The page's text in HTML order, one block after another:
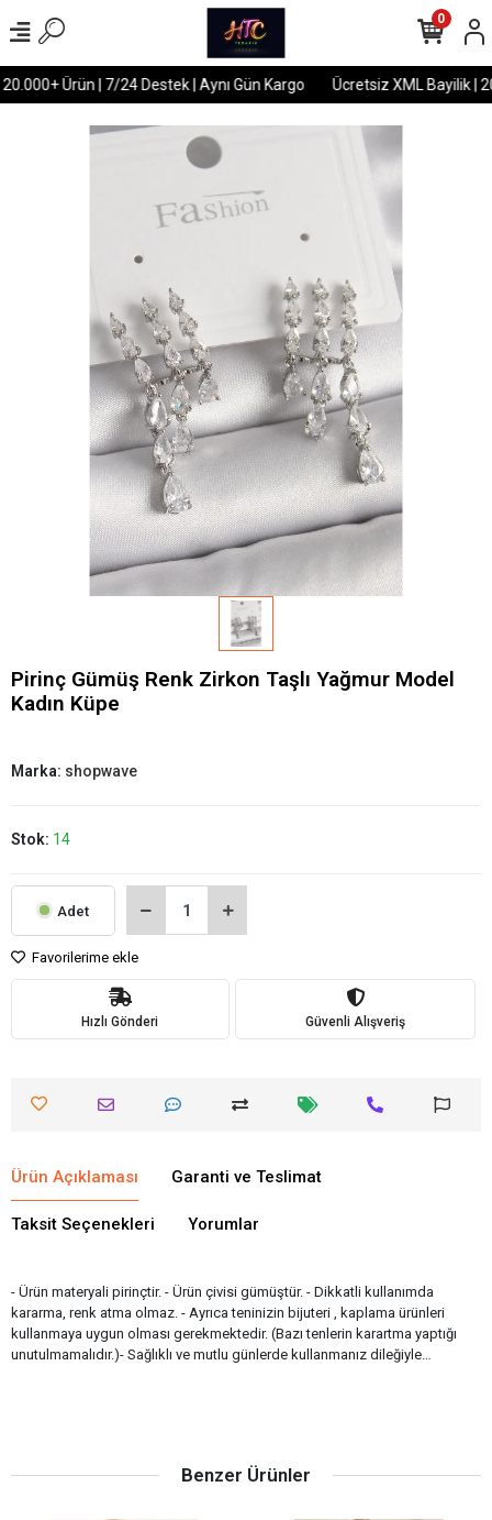
Ürün | 7/24 Destek | Aynı Gün Kargo Ücretsiz XML Bayilik |
0
Pirinç Gümüş Renk Zirkon Taşlı Yağmur Model
Kadın Küpe
Marka: shopwave
Stok: 14
Adet
Favorilerime ekle
Hızlı Gönderi Güvenli Alışveriş
Ürün Açıklaması Garanti ve Teslimat
Taksit Seçenekleri Yorumlar
- Ürün materyali pirinçtir. - Ürün çivisi gümüştür. - Dikkatli kullanımda
kararma, renk atma olmaz. - Ayrıca teninizin bijuteri , kaplama ürünleri
kullanmaya uygun olması gerekmektedir. (Bazı tenlerin karartma yaptığı
unutulmamalıdır.)- Sağlıklı ve mutlu günlerde kullanmanız dileğiyle…
Benzer Ürünler